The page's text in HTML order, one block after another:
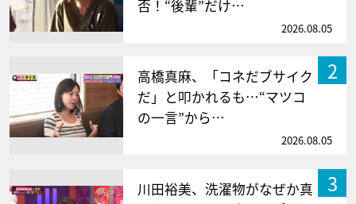
否！“後輩”だけ…
2026.08.05
2
高橋真麻、「コネだブサイク
だ」と叩かれるも…“マツコ
の一言”から…
2026.08.05
3
川田裕美、洗濯物がなぜか真